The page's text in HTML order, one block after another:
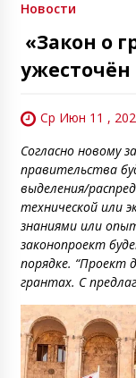
Новости
«Закон о
ужесточён
Ср Июн 11 ,
Согласно новому
правительства
выделения/
технической или
знаниями или
законопроект
порядке. “Проект
грантах. С